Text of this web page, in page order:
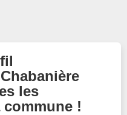
les
!